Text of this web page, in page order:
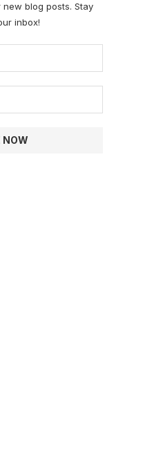
blog posts. Stay
inbox!